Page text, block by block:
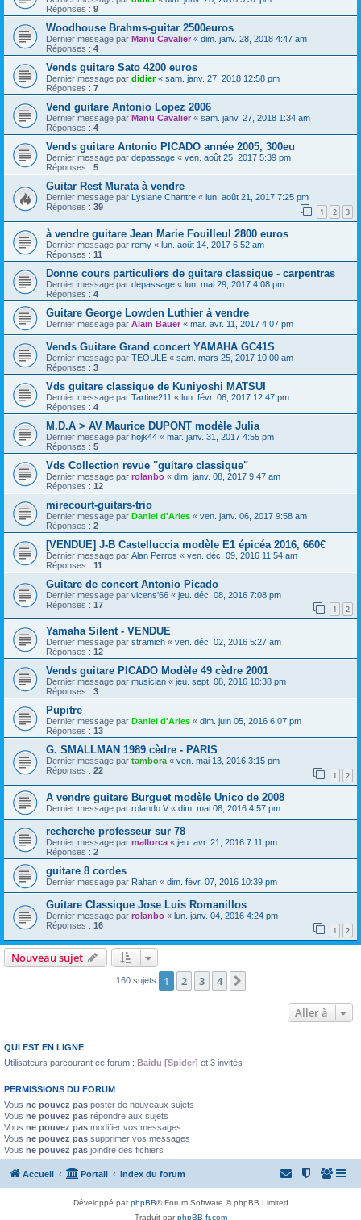
Réponses : 9
Woodhouse Brahms-guitar 2500euros
Dernier message par Manu Cavalier « dim. janv. 28, 2018 4:47 am
Réponses : 4
Vends guitare Sato 4200 euros
Dernier message par didier« sam. janv. 27, 2018 12:58 pm
Réponses : 7
Vend guitare Antonio Lopez 2006
Dernier message par Manu Cavalier « sam. janv. 27, 2018 1:34 am
Réponses : 4
Vends guitare Antonio PICADO année 2005, 300eu
Dernier message par depassage « ven. août 25, 2017 5:39 pm
Réponses : 5
Guitar Rest Murata à vendre
Dernier message par Lysiane Chantre « lun. août 21, 2017 7:25 pm
Réponses : 39 1 2 3
à vendre guitare Jean Marie Fouilleul 2800 euros
Dernier message par remy « lun. août 14, 2017 6:52 am
Réponses : 11
Donne cours particuliers de guitare classique - carpentras
Dernier message par depassage « lun. mai 29, 2017 4:08 pm
Réponses : 4
Guitare George Lowden Luthier à vendre
Dernier message par Alain Bauer « mar. avr. 11, 2017 4:07 pm
Vends Guitare Grand concert YAMAHA GC41S
Dernier message par TEOULE « sam. mars 25, 2017 10:00 am
Réponses : 3
Vds guitare classique de Kuniyoshi MATSUI
Dernier message par Tartine211 « lun. févr. 06, 2017 12:47 pm
Réponses : 4
M.D.A > AV Maurice DUPONT modèle Julia
Dernier message par hojk44 « mar. janv. 31, 2017 4:55 pm
Réponses : 5
Vds Collection revue "guitare classique"
Dernier message par rolanbo « dim. janv. 08, 2017 9:47 am
Réponses : 12
mirecourt-guitars-trio
Dernier message par Daniel d'Arles « ven. janv. 06, 2017 9:58 am
Réponses : 2
[VENDUE] J-B Castelluccia modèle E1 épicéa 2016, 660€
Dernier message par Alan Perros « ven. déc. 09, 2016 11:54 am
Réponses : 11
Guitare de concert Antonio Picado
Dernier message par vicens'66 « jeu. déc. 08, 2016 7:08 pm
Réponses : 17 1 2
Yamaha Silent - VENDUE
Dernier message par stramich « ven. déc. 02, 2016 5:27 am
Réponses : 12
Vends guitare PICADO Modèle 49 cèdre 2001
Dernier message par musician « jeu. sept. 08, 2016 10:38 pm
Réponses : 3
Pupitre
Dernier message par Daniel d'Arles « dim. juin 05, 2016 6:07 pm
Réponses : 13
G. SMALLMAN 1989 cèdre - PARIS
Dernier message par tambora « ven. mai 13, 2016 3:15 pm
Réponses : 22 1 2
A vendre guitare Burguet modèle Unico de 2008
Dernier message par rolando V « dim. mai 08, 2016 4:57 pm
recherche professeur sur 78
Dernier message par mallorca « jeu. avr. 21, 2016 7:11 pm
Réponses : 2
guitare 8 cordes
Dernier message par Rahan « dim. févr. 07, 2016 10:39 pm
Guitare Classique Jose Luis Romanillos
Dernier message par rolanbo « lun. janv. 04, 2016 4:24 pm
Réponses : 16 1 2
Nouveau sujet
160 sujets 1 2 3 4
Aller à
QUI EST EN LIGNE
Utilisateurs parcourant ce forum : Baidu [Spider] et 3 invités
PERMISSIONS DU FORUM
Vous ne pouvez pas poster de nouveaux sujets
Vous ne pouvez pas répondre aux sujets
Vous ne pouvez pas modifier vos messages
Vous ne pouvez pas supprimer vos messages
Vous ne pouvez pas joindre des fichiers
Accueil Portail Index du forum
Développé parphpBB® Forum Software © phpBB Limited
Traduit parphpBB-fr.com